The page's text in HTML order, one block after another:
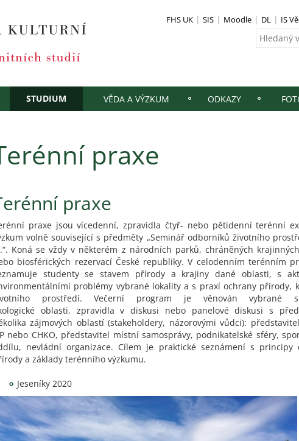
FHS UK SIS Moodle DL IS
STUDIUM VĚDA A VÝZKUM ODKAZY
praxe
praxe
praxe jsou vícedenní, zpravidla čtyř- nebo pětidenní terénní
volně související s předměty „Seminář odborníků životního
Koná se vždy v některém z národních parků, chráněných
biosférických rezervací České republiky. V celodenním terénním
studenty se stavem přírody a krajiny dané oblasti, s
problémy vybrané lokality a s praxí ochrany přírody,
prostředí. Večerní program je věnován vybrané
oblasti, zpravidla v diskusi nebo panelové diskusi s
zájmových oblastí (stakeholdery, názorovými vůdci):
nebo CHKO, představitel místní samosprávy, podnikatelské sféry,
nevládní organizace. Cílem je praktické seznámení s principy
a základy terénního výzkumu.
Jeseníky 2020